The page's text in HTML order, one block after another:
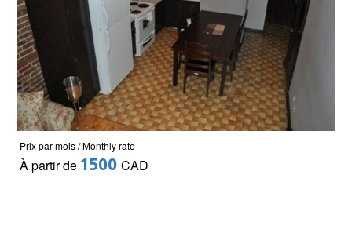
Prix par mois / Monthly rate
À partir de 1500 CAD